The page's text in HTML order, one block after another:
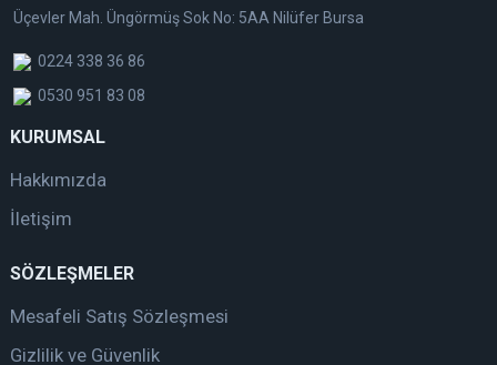
Üçevler Mah. Üngörmüş Sok No: 5AA Nilüfer Bursa
0224 338 36 86
0530 951 83 08
KURUMSAL
Hakkımızda
İletişim
SÖZLEŞMELER
Mesafeli Satış Sözleşmesi
Gizlilik ve Güvenlik